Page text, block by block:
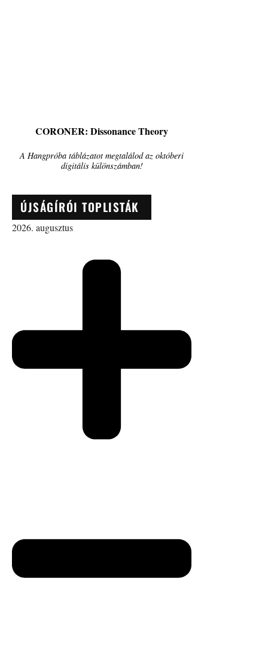
CORONER: Dissonance Theory
A Hangpróba táblázatot megtalálod az októberi
digitális különszámban!
ÚJSÁGÍRÓI TOPLISTÁK
2026. augusztus